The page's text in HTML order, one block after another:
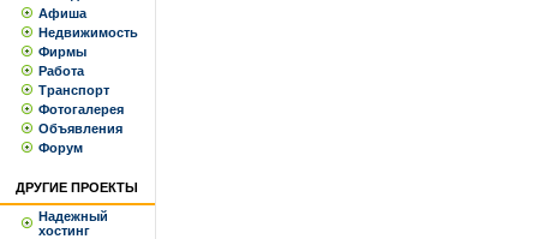
Афиша
Недвижимость
Фирмы
Работа
Транспорт
Фотогалерея
Объявления
Форум
ДРУГИЕ ПРОЕКТЫ
Надежный
хостинг